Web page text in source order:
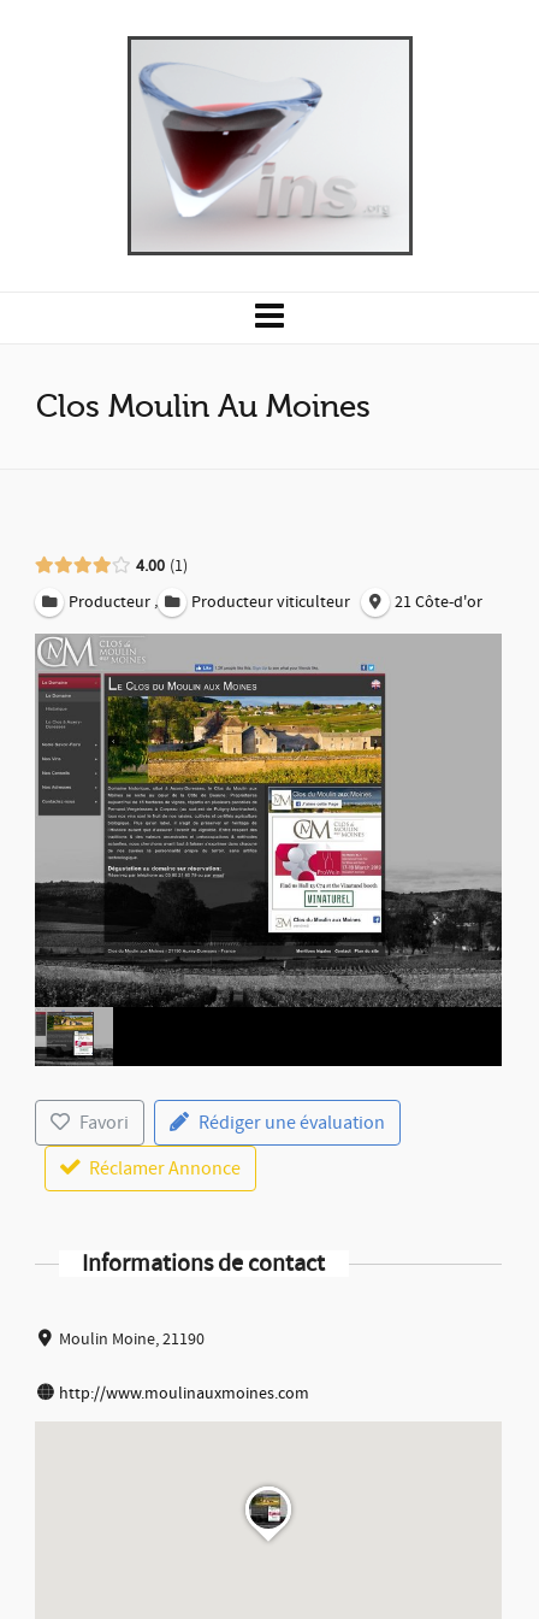
Clos Moulin Au Moines
4.00 1
Producteur , Producteur viticulteur 21 Côte-d'or
Favori
Rédiger une évaluation
Réclamer Annonce
Informations de contact
Moulin Moine, 21190
http://www.moulinauxmoines.com